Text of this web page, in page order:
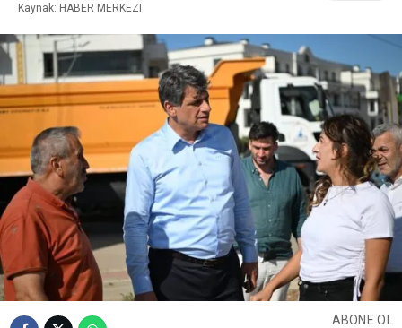
Kaynak: HABER MERKEZI
ABONE OL